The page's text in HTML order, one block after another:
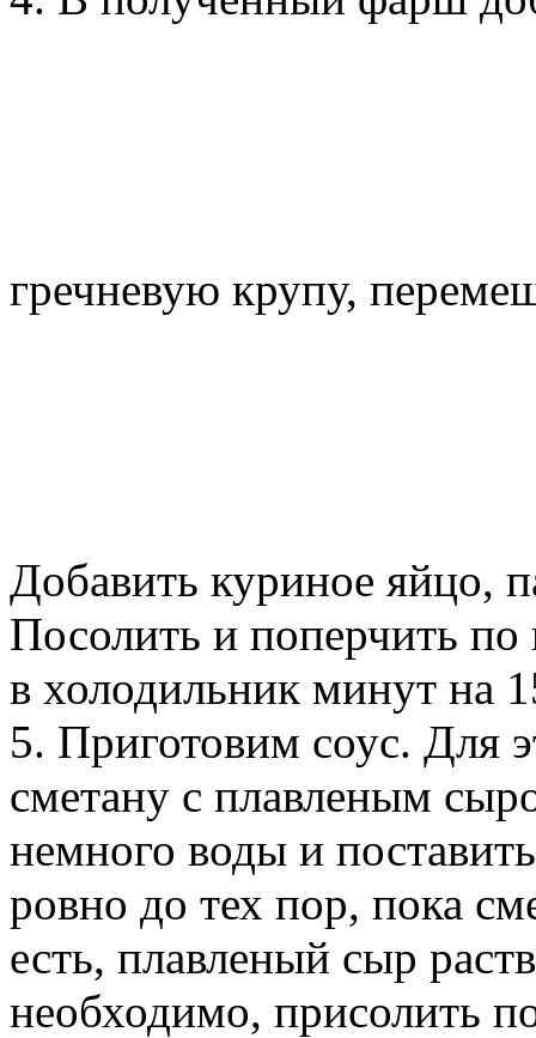
гречневую крупу,
Добавить куриное яйцо,
Посолить и поперчить по
в холодильник минут на
5. Приготовим соус. Для
сметану с плавленым
немного воды и
ровно до тех пор, пока
есть, плавленый сыр
необходимо, присолить